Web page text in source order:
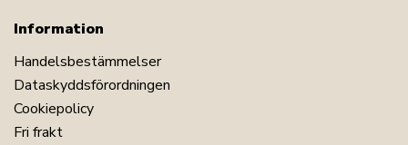
Information
Handelsbestämmelser
Dataskyddsförordningen
Cookiepolicy
Fri frakt